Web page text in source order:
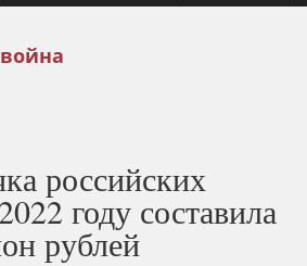
российских
году составила
рублей